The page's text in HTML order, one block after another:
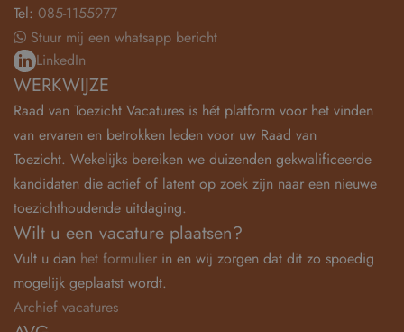
Tel: 085-1155977
Stuur mij een whatsapp bericht
LinkedIn
WERKWIJZE
Raad van Toezicht Vacatures is hét platform voor het vinden
van ervaren en betrokken leden voor uw Raad van
Toezicht. Wekelijks bereiken we duizenden gekwalificeerde
kandidaten die actief of latent op zoek zijn naar een nieuwe
toezichthoudende uitdaging.
Wilt u een vacature plaatsen?
Vult u dan het formulier in en wij zorgen dat dit zo spoedig
mogelijk geplaatst wordt.
Archief vacatures